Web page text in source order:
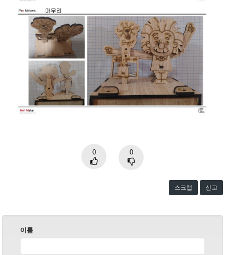
0 0
스크랩 신고
이름